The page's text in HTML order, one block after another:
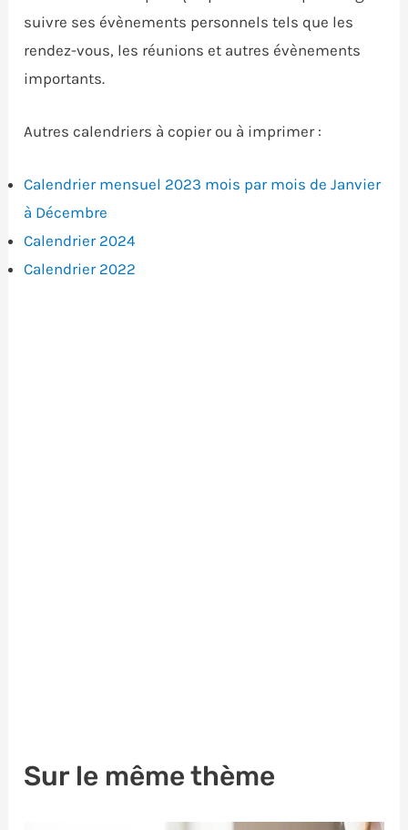
suivre ses évènements personnels tels que les
rendez-vous, les réunions et autres évènements
importants.
Autres calendriers à copier ou à imprimer :
Calendrier mensuel 2023 mois par mois de Janvier
à Décembre
Calendrier 2024
Calendrier 2022
Sur le même thème